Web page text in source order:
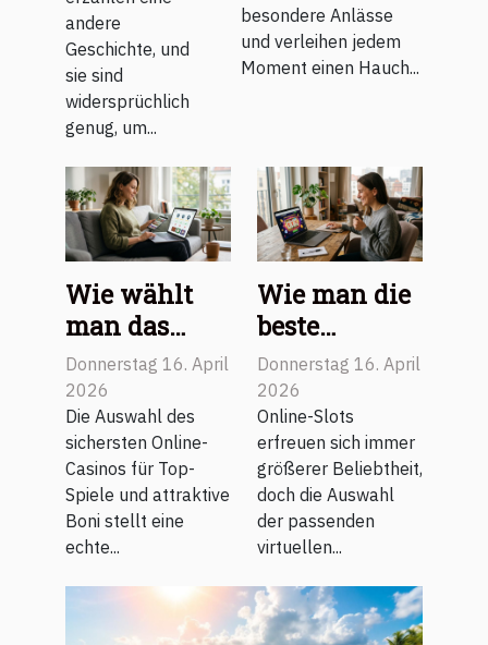
heute
wirklich
inspirieren
andere
Geschichte, und
sie sind
widersprüchlich
genug, um...
besondere Anlässe
und verleihen jedem
Moment einen Hauch...
Wie wählt
man das
sicherste
Online-
Casino für
Top-Spiele
und Boni
aus?
Donnerstag 16. April
2026
Die Auswahl des
sichersten Online-
Casinos für Top-
Spiele und attraktive
Boni stellt eine
echte...
Wie man die
beste
virtuelle
Spielhalle für
Online-Slots
findet
Donnerstag 16. April
2026
Online-Slots
erfreuen sich immer
größerer Beliebtheit,
doch die Auswahl
der passenden
virtuellen...